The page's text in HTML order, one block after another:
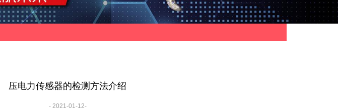
压电力传感器的检测方法介绍
- 2021-01-12-